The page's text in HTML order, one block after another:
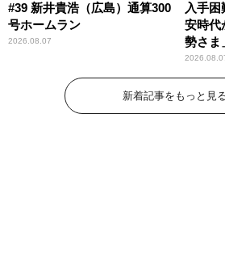
#39 新井貴浩（広島）通算300
号ホームラン
2026.08.07
入手
安時代
勢さま
パンプ
新着記事をもっと見